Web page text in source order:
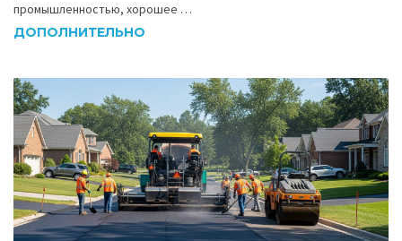
промышленностью, хорошее …
ДОПОЛНИТЕЛЬНО